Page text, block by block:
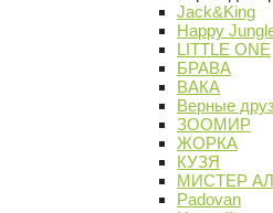
Jack&King
Happy
LITTLE ONE
БРАВА
ВАКА
Верные
ЗООМИР
ЖОРКА
КУЗЯ
МИСТЕР
Padovan